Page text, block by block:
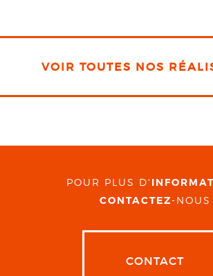
VOIR TOUTES NOS
POUR PLUS D'
CONTACTEZ-NOUS
CONTACT